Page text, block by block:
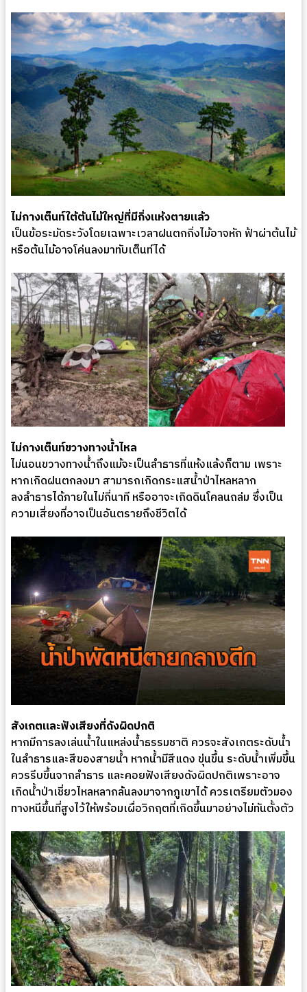
ไม่กางเต็นท์ใต้ต้นไม้ใหญ่ที่มีกิ่งแห้งตายแล้ว
เป็นข้อระมัดระวังโดยเฉพาะเวลาฝนตกกิ่งไม้อาจหัก ฟ้าผ่าต้นไม้
หรือต้นไม้อาจโค่นลงมาทับเต็นท์ได้
ไม่กางเต็นท์ขวางทางน้ำไหล
ไม่นอนขวางทางน้ำถึงแม้จะเป็นลำธารที่แห้งแล้งก็ตาม เพราะ
หากเกิดฝนตกลงมา สามารถเกิดกระแสน้ำป่าไหลหลาก
ลงลำธารได้ภายในไม่กี่นาที หรืออาจะเกิดดินโคลนถล่ม ซึ่งเป็น
ความเสี่ยงที่อาจเป็นอันตรายถึงชีวิตได้
สังเกตและฟังเสียงที่ดังผิดปกติ
หากมีการลงเล่นน้ำในแหล่งน้ำธรรมชาติ ควรจะสังเกตระดับน้ำ
ในลำธารและสีของสายน้ำ หากน้ำมีสีแดง ขุ่นขึ้น ระดับน้ำเพิ่มขึ้น
ควรรีบขึ้นจากลำธาร และคอยฟังเสียงดังผิดปกติเพราะอาจ
เกิดน้ำป่าเชี่ยวไหลหลากล้นลงมาจากภูเขาได้ ควรเตรียมตัวมอง
ทางหนีขึ้นที่สูงไว้ให้พร้อมเผื่อวิกฤตที่เกิดขึ้นมาอย่างไม่ทันตั้งตัว